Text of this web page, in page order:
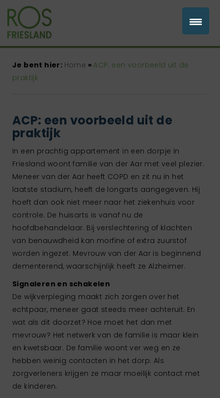
Je bent hier: Home » ACP: een voorbeeld uit de
praktijk
ACP: een voorbeeld uit de
praktijk
In een prachtig appartement in een dorpje in
Friesland woont familie van der Aar met veel plezier.
Meneer van der Aar heeft COPD en zit nu in het
laatste stadium, heeft de longarts aangegeven. Hij
hoeft dan ook niet meer naar het ziekenhuis voor
controle. De huisarts is vanaf nu de
hoofdbehandelaar. Bij verslechtering of klachten
van benauwdheid kan morfine of extra zuurstof
worden ingezet. Mevrouw van der Aar is beginnend
dementerend, waarschijnlijk heeft ze Alzheimer.
Signaleren en schakelen
De wijkverpleging maakt zich zorgen over het
echtpaar, meneer gaat steeds meer achteruit. En
wat als dit doorzet? Hoe moet het dan met
mevrouw? Het netwerk van de familie is maar klein
en kwetsbaar. De familie woont ver weg en ze
hebben weinig contacten in het dorp. Als
zorgverleners krijgen ze maar moeilijk contact met
de kinderen.